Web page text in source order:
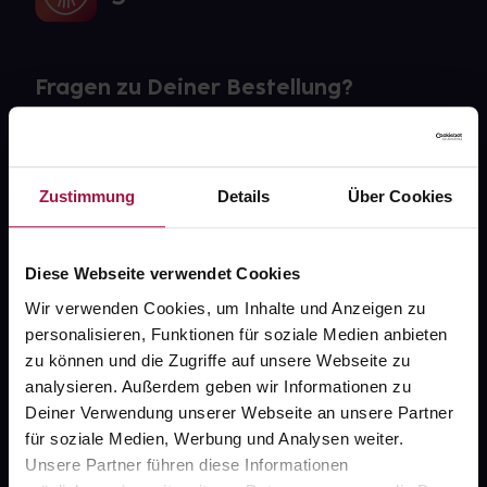
Zustimmung Details Über Cookies
Diese Webseite verwendet Cookies
Wir verwenden Cookies, um Inhalte und Anzeigen zu
personalisieren, Funktionen für soziale Medien anbieten
zu können und die Zugriffe auf unsere Webseite zu
analysieren. Außerdem geben wir Informationen zu
Deiner Verwendung unserer Webseite an unsere Partner
für soziale Medien, Werbung und Analysen weiter.
Unsere Partner führen diese Informationen
Fragen zu Deiner Bestellung?
FAQ
gesund.de
Über uns
Karriere